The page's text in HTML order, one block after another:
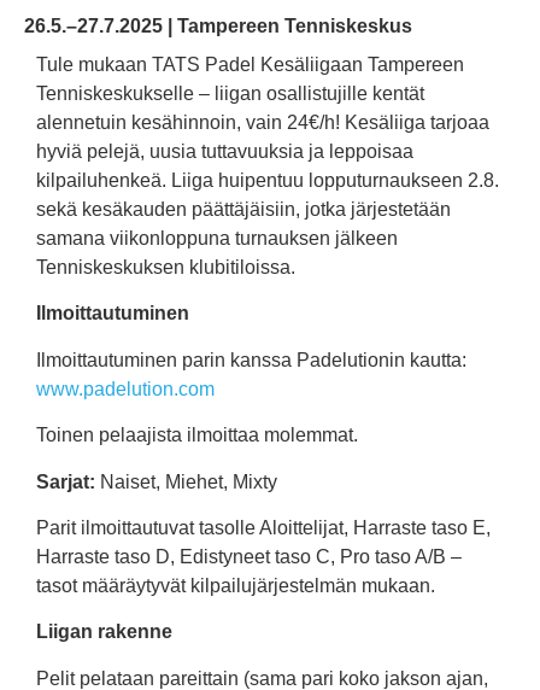
26.5.–27.7.2025 | Tampereen Tenniskeskus
Tule mukaan TATS Padel Kesäliigaan Tampereen
Tenniskeskukselle – liigan osallistujille kentät
alennetuin kesähinnoin, vain 24€/h! Kesäliiga tarjoaa
hyviä pelejä, uusia tuttavuuksia ja leppoisaa
kilpailuhenkeä. Liiga huipentuu lopputurnaukseen 2.8.
sekä kesäkauden päättäjäisiin, jotka järjestetään
samana viikonloppuna turnauksen jälkeen
Tenniskeskuksen klubitiloissa.
Ilmoittautuminen
Ilmoittautuminen parin kanssa Padelutionin kautta:
www.padelution.com
Toinen pelaajista ilmoittaa molemmat.
Sarjat: Naiset, Miehet, Mixty
Parit ilmoittautuvat tasolle Aloittelijat, Harraste taso E,
Harraste taso D, Edistyneet taso C, Pro taso A/B –
tasot määräytyvät kilpailujärjestelmän mukaan.
Liigan rakenne
Pelit pelataan pareittain (sama pari koko jakson ajan,